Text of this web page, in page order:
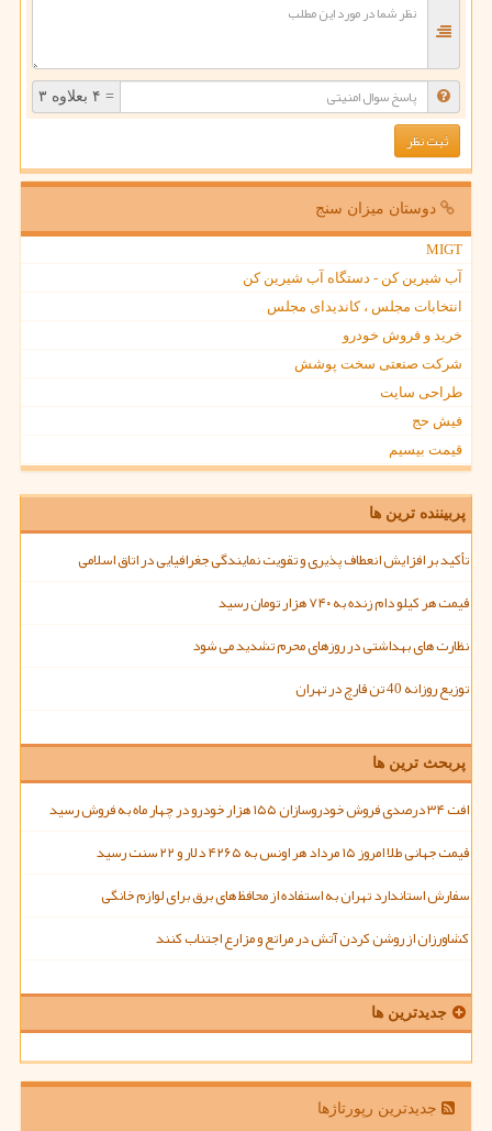
= ۴ بعلاوه ۳
دوستان میزان سنج
MIGT
آب شیرین کن - دستگاه آب شیرین کن
انتخابات مجلس ، کاندیدای مجلس
خرید و فروش خودرو
شرکت صنعتی سخت پوشش
طراحی سایت
فیش حج
قیمت بیسیم
پربیننده ترین ها
تأکید بر افزایش انعطاف پذیری و تقویت نمایندگی جغرافیایی در اتاق اسلامی
قیمت هر کیلو دام زنده به ۷۴۰ هزار تومان رسید
نظارت های بهداشتی در روزهای محرم تشدید می شود
توزیع روزانه 40 تن قارچ در تهران
پربحث ترین ها
افت ۳۴ درصدی فروش خودروسازان ۱۵۵ هزار خودرو در چهار ماه به فروش رسید
قیمت جهانی طلا امروز ۱۵ مرداد هر اونس به ۴۲۶۵ دلار و ۲۲ سنت رسید
سفارش استاندارد تهران به استفاده از محافظ های برق برای لوازم خانگی
کشاورزان از روشن کردن آتش در مراتع و مزارع اجتناب کنند
جدیدترین ها
جدیدترین رپورتاژها